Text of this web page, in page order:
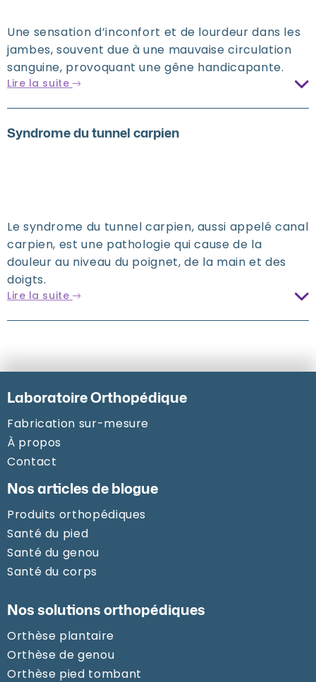
Une sensation d’inconfort et de lourdeur dans les
jambes, souvent due à une mauvaise circulation
sanguine, provoquant une gêne handicapante.
Lire la suite
Syndrome du tunnel carpien
Le syndrome du tunnel carpien, aussi appelé canal
carpien, est une pathologie qui cause de la
douleur au niveau du poignet, de la main et des
doigts.
Lire la suite
Laboratoire Orthopédique
Fabrication sur-mesure
À propos
Contact
Nos articles de blogue
Produits orthopédiques
Santé du pied
Santé du genou
Santé du corps
Nos solutions orthopédiques
Orthèse plantaire
Orthèse de genou
Orthèse pied tombant